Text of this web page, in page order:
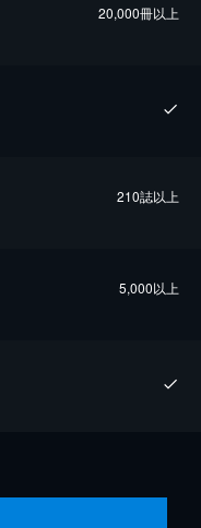
20,000冊以上
210誌以上
5,000以上